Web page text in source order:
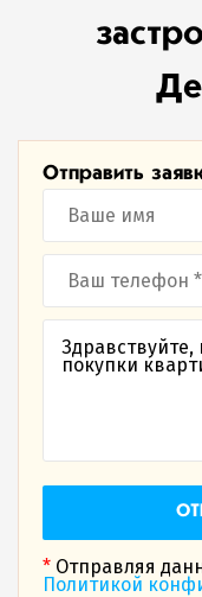
Отправить
* Отправляя
Политикой